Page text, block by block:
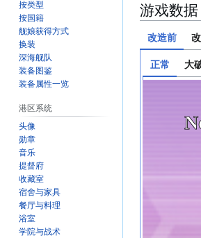
游戏数据
改造前
正常 大
按类型
按国籍
舰娘获得方式
换装
深海舰队
装备图鉴
装备属性一览
港区系统
头像
勋章
音乐
提督府
收藏室
宿舍与家具
餐厅与料理
浴室
学院与战术